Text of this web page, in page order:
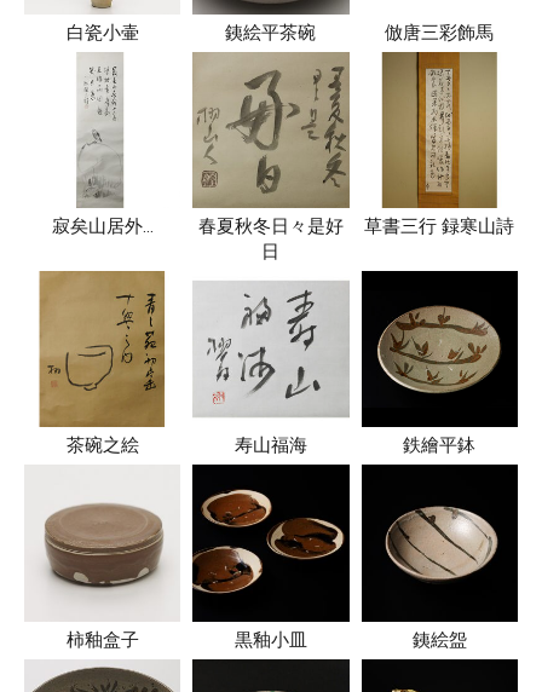
白瓷小壷 銕絵平茶碗 倣唐三彩飾馬
寂矣山居外…
春夏秋冬日々是好
日
草書三行 録寒山詩
茶碗之絵 寿山福海 鉄繪平鉢
柿釉盒子 黒釉小皿 銕絵盌